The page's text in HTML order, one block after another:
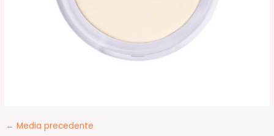
← Media precedente